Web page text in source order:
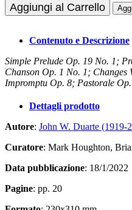
Aggiungi al Carrello
Contenuto e Descrizione
Simple Prelude Op. 19 No. 1;
Chanson Op. 1 No. 1;
Impromptu Op. 8; Pastorale
Dettagli prodotto
Autore: John W. Duarte (1919-
Curatore: Mark Houghton,
Data pubblicazione: 18/1/2022
Pagine: pp. 20